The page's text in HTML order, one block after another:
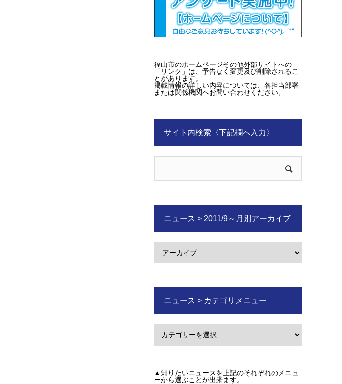
福山市のホームページその他外部サイトへの
「リンク」は、予告なく変更及び削除されるこ
とがあります。
掲載情報の詳しい内容については、各担当部署
または関係機関へお問い合わせください。
サイト内検索〈下記欄へ入力〉
ニュース > 2011/9～月別アーカイブ
ニュース > カテゴリメニュー
▲知りたいニュースを上記のそれぞれのメニュ
ーから選ぶことが出来ます。